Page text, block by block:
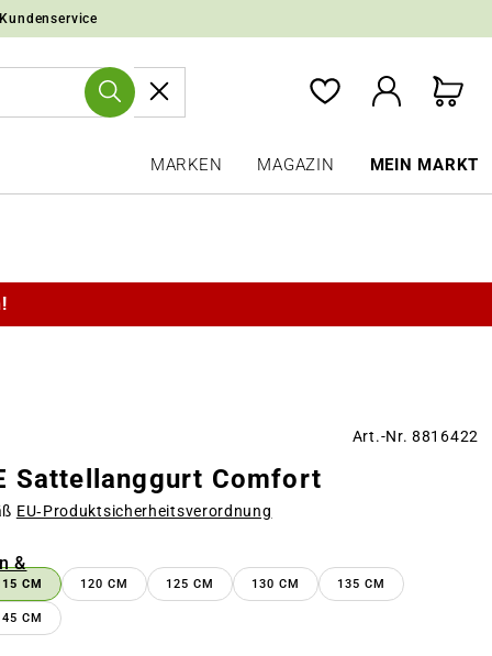
MARKEN MAGAZIN MEIN MARKT
&
Art.-Nr. 8816422
Sattellanggurt Comfort
EU‑Produktsicherheitsverordnung
CM 120 CM 125 CM 130 CM 135 CM
CM